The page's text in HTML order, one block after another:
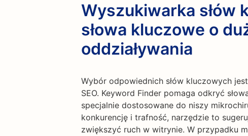
Wyszukiwarka słów
słowa kluczowe o
oddziaływania
Wybór odpowiednich słów kluczowych
SEO. Keyword Finder pomaga odkryć
specjalnie dostosowane do niszy
konkurencję i trafność, narzędzie to
zwiększyć ruch w witrynie. W przypadku